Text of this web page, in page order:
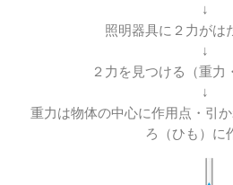
↓
照明器具に２力がは
↓
２力を見つける（重力
↓
重力は物体の中心に作用点・引
ろ（ひも）に